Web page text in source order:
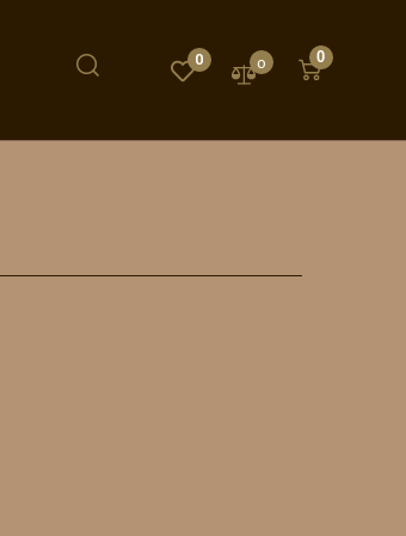
0 0 0